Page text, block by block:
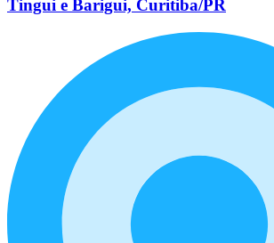
Tingui e Barigui, Curitiba/PR